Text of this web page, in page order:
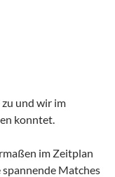
zu und wir im
konntet.
im Zeitplan
spannende Matches